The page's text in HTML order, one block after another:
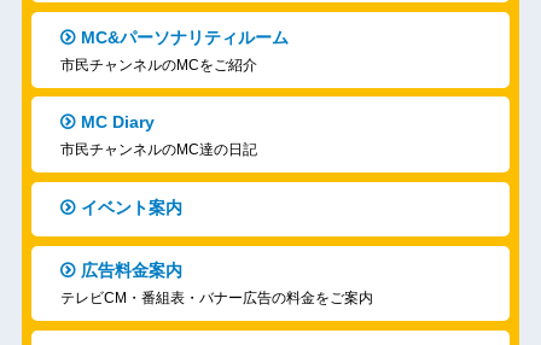
MC&パーソナリティルーム
市民チャンネルのMCをご紹介
MC Diary
市民チャンネルのMC達の日記
イベント案内
広告料金案内
テレビCM・番組表・バナー広告の料金をご案内